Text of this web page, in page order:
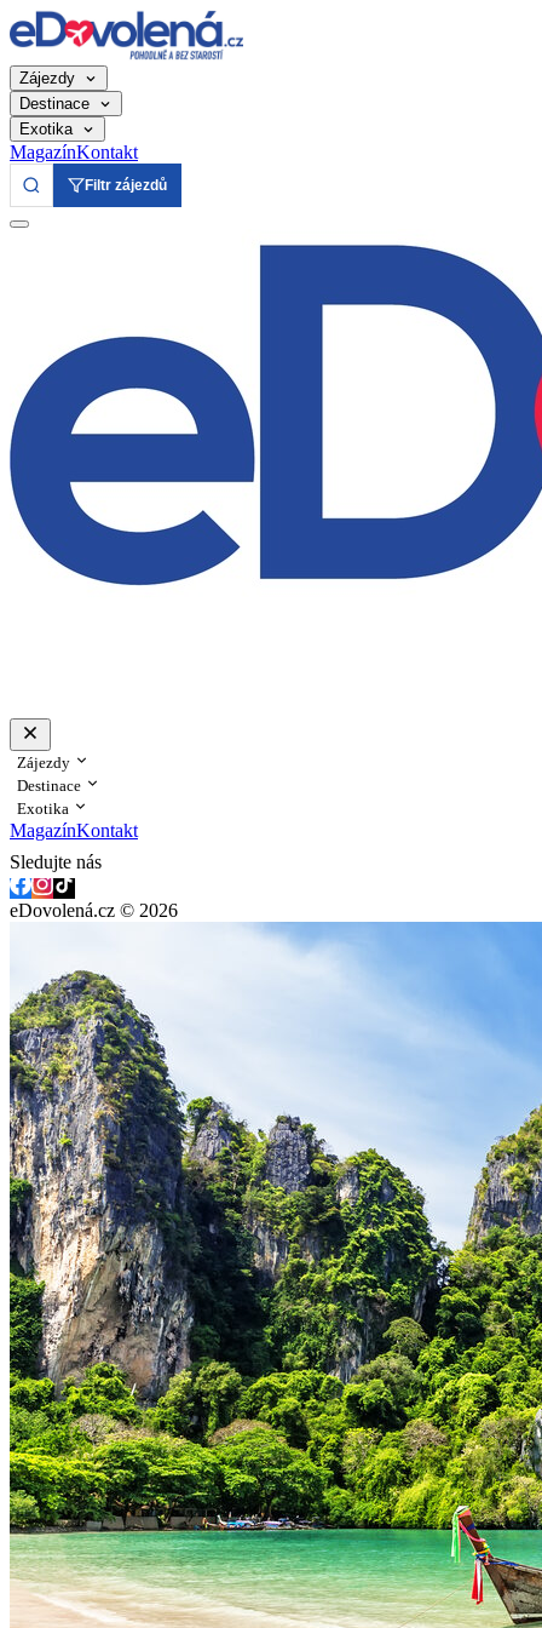
Zájezdy
Destinace
Exotika
MagazínKontakt
Filtr zájezdů
Zájezdy
Destinace
Exotika
MagazínKontakt
Sledujte nás
eDovolená.cz © 2026